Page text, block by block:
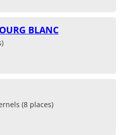
BLANC
(8 places)